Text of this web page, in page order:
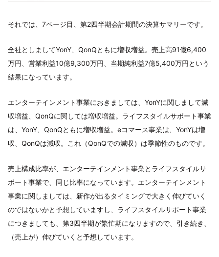
それでは、7ページ目、第2四半期会計期間の決算サマリーです。
全社としましてYonY、QonQともに増収増益。売上高91億6,400
万円、営業利益10億9,300万円、当期純利益7億5,400万円という
結果になっています。
エンターテインメント事業におきましては、YonYに関しまして減
収増益、QonQに関しては増収増益。ライフスタイルサポート事業
は、YonY、QonQともに増収増益。eコマース事業は、YonYは増
収、QonQは減収。これ（QonQでの減収）は季節性のものです。
売上構成比率が、エンターテインメント事業とライフスタイルサ
ポート事業で、同じ比率になっています。エンターテインメント
事業に関しましては、新作が出るタイミングで大きく伸びていく
のではないかと予想していますし、ライフスタイルサポート事業
につきましても、第3四半期が繁忙期になりますので、引き続き、
（売上が）伸びていくと予想しています。